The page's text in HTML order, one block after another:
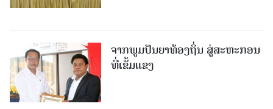
ຈາກພູມປັນຍາທ້ອງຖິ່ນ ສູ່ສະຫະກອນ
ທີ່ເຂັ້ມແຂງ